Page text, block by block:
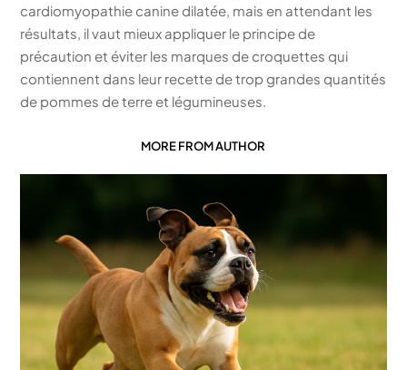
cardiomyopathie canine dilatée, mais en attendant les
résultats, il vaut mieux appliquer le principe de
précaution et éviter les marques de croquettes qui
contiennent dans leur recette de trop grandes quantités
de pommes de terre et légumineuses.
MORE FROM AUTHOR